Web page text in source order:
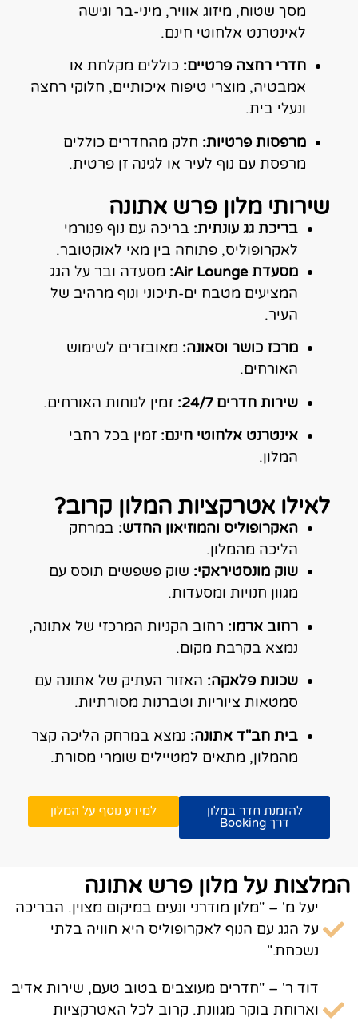
מסך שטוח, מיזוג אוויר, מיני-בר וגישה
לאינטרנט אלחוטי חינם.
חדרי רחצה פרטיים: כוללים מקלחת או
אמבטיה, מוצרי טיפוח איכותיים, חלוקי רחצה
ונעלי בית.
מרפסות פרטיות: חלק מהחדרים כוללים
מרפסת עם נוף לעיר או לגינה זן פרטית.
שירותי מלון פרש אתונה
בריכת גג עונתית: בריכה עם נוף פנורמי
לאקרופוליס, פתוחה בין מאי לאוקטובר.​
מסעדת Air Lounge:
מסעדה ובר על הגג
המציעים מטבח ים-תיכוני ונוף מרהיב של
העיר.​
מרכז כושר וסאונה: מאובזרים לשימוש
האורחים.​
שירות חדרים 24/7:
זמין לנוחות האורחים.​
אינטרנט אלחוטי חינם: זמין בכל רחבי
המלון.​
לאילו אטרקציות המלון קרוב?
האקרופוליס והמוזיאון החדש: במרחק
הליכה מהמלון.
שוק מונסטיראקי: שוק פשפשים תוסס עם
מגוון חנויות ומסעדות.
רחוב ארמו: רחוב הקניות המרכזי של אתונה,
נמצא בקרבת מקום.
שכונת פלאקה: האזור העתיק של אתונה עם
סמטאות ציוריות וטברנות מסורתיות.​
בית חב"ד אתונה: נמצא במרחק הליכה קצר
מהמלון, מתאים למטיילים שומרי מסורת.​
להזמנת חדר במלון
דרך Booking
למידע נוסף על המלון
המלצות על מלון פרש אתונה
יעל מ' – "מלון מודרני ונעים במיקום מצוין. הבריכה
על הגג עם הנוף לאקרופוליס היא חוויה בלתי
נשכחת."​
דוד ר' – "חדרים מעוצבים בטוב טעם, שירות אדיב
וארוחת בוקר מגוונת. קרוב לכל האטרקציות